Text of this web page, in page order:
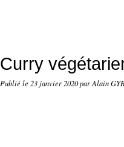
Curry
Publié le 23 janvier 2020par Alain